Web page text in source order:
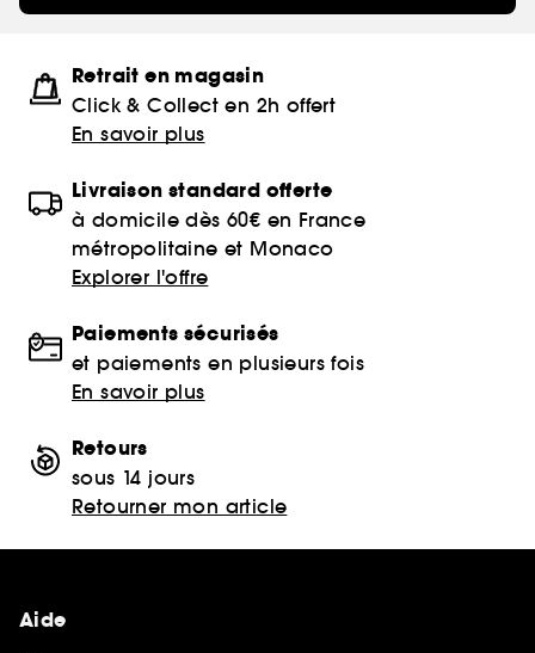
Retrait en magasin
Click & Collect en 2h offert
En savoir plus
Livraison standard offerte
à domicile dès 60€ en France
métropolitaine et Monaco
Explorer l'offre
Paiements sécurisés
et paiements en plusieurs fois
En savoir plus
Retours
sous 14 jours
Retourner mon article
Aide